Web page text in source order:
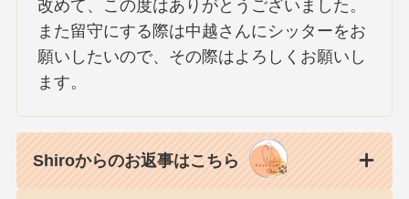
改めて、この度はありがとうございました。
また留守にする際は中越さんにシッターをお
願いしたいので、その際はよろしくお願いし
ます。
Shiroからのお返事はこちら